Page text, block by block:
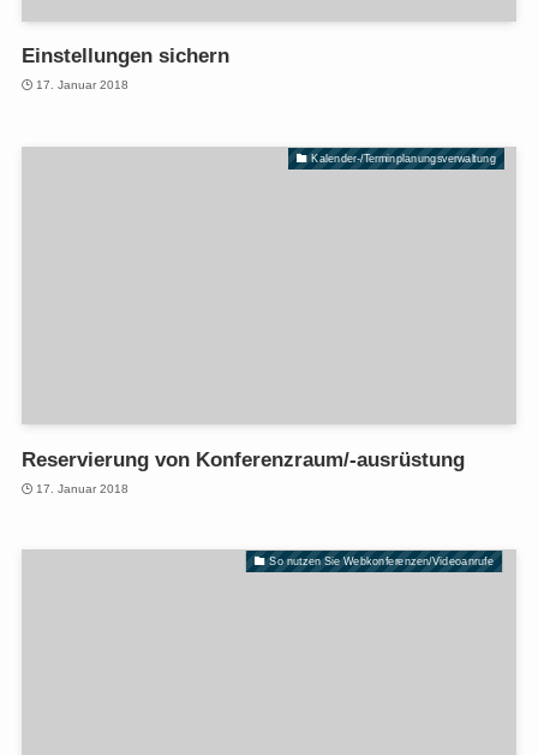
Einstellungen sichern
17. Januar 2018
Kalender-/Terminplanungsverwaltung
Reservierung von Konferenzraum/-ausrüstung
17. Januar 2018
So nutzen Sie Webkonferenzen/Videoanrufe